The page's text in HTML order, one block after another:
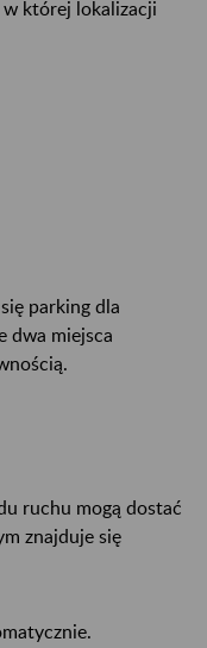
w której lokalizacji
parking dla
dwa miejsca
ruchu mogą dostać
znajduje się